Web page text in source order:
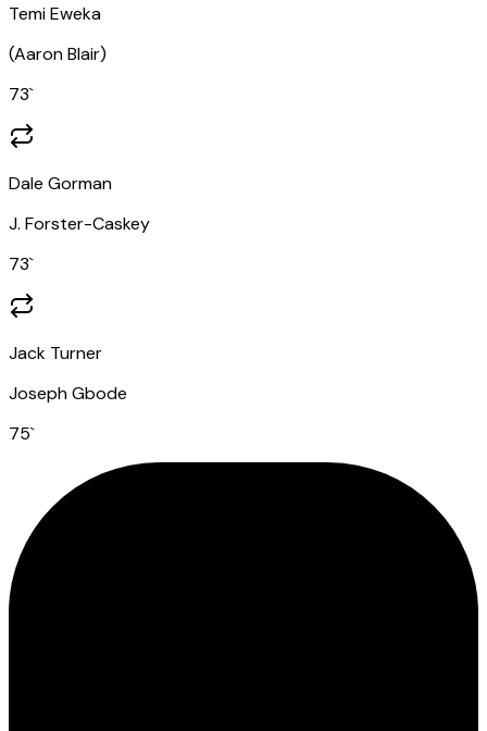
Temi Eweka
(Aaron Blair)
73`
Dale Gorman
J. Forster-Caskey
73`
Jack Turner
Joseph Gbode
75`